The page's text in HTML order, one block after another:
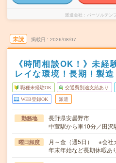
派遣会社 パーソルテン
未読 掲載日 2026/08/07
《時間相談OK！》未経
レイな環境！長期！製造
職種未経験OK 交通費別途支給あり
WEB登録OK 派遣
勤務地
長野県安曇野市
中萱駅から車10分／田沢
曜日頻度
月～金（週5日） ※会社
年末年始など長期休暇あ